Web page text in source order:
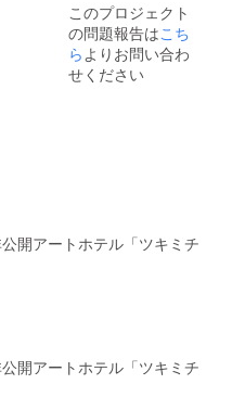
となり
ます。
ムビル
ディン
グや、
リモー
トワー
能で
す。 平
年3月末
日
このプロジェクト
の問題報告はこち
らよりお問い合わ
せください
開アートホテル「ツキミチ
開アートホテル「ツキミチ